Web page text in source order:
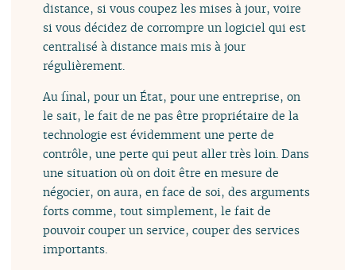
distance, si vous coupez les mises à jour, voire
si vous décidez de corrompre un logiciel qui est
centralisé à distance mais mis à jour
régulièrement.
Au final, pour un État, pour une entreprise, on
le sait, le fait de ne pas être propriétaire de la
technologie est évidemment une perte de
contrôle, une perte qui peut aller très loin. Dans
une situation où on doit être en mesure de
négocier, on aura, en face de soi, des arguments
forts comme, tout simplement, le fait de
pouvoir couper un service, couper des services
importants.